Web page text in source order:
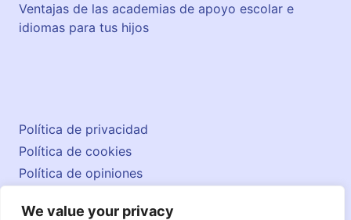
We value your privacy
Ventajas de las academias de apoyo escolar e
idiomas para tus hijos
Política de privacidad
Política de cookies
Política de opiniones